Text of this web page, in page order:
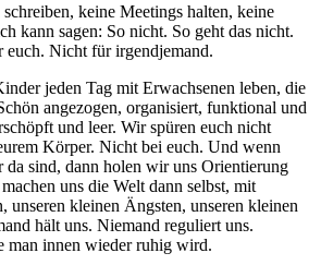
keine Meetings halten, keine
kann sagen: So nicht. So geht das nicht.
Nicht für irgendjemand.
jeden Tag mit Erwachsenen leben, die
angezogen, organisiert, funktional und
und leer. Wir spüren euch nicht
Körper. Nicht bei euch. Und wenn
da sind, dann holen wir uns Orientierung
uns die Welt dann selbst, mit
unseren kleinen Ängsten, unseren kleinen
hält uns. Niemand reguliert uns.
man innen wieder ruhig wird.